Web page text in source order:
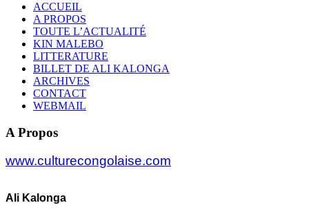
ACCUEIL
A PROPOS
TOUTE L’ACTUALITÉ
KIN MALEBO
LITTERATURE
BILLET DE ALI KALONGA
ARCHIVES
CONTACT
WEBMAIL
A Propos
www.culturecongolaise.com
Ali Kalonga